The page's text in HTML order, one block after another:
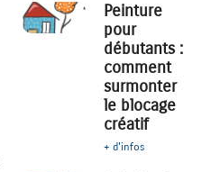
Peinture
pour
débutants :
comment
surmonter
le blocage
créatif
+ d'infos